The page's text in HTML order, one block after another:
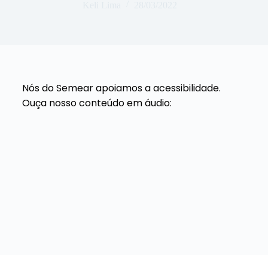
Nós do Semear apoiamos a acessibilidade.
Ouça nosso conteúdo em áudio: